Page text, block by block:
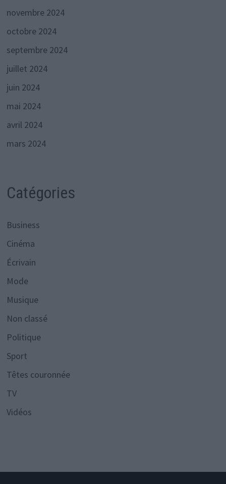
novembre 2024
octobre 2024
septembre 2024
juillet 2024
juin 2024
mai 2024
avril 2024
mars 2024
Catégories
Business
Cinéma
Écrivain
Mode
Musique
Non classé
Politique
Sport
Têtes couronnée
TV
Vidéos